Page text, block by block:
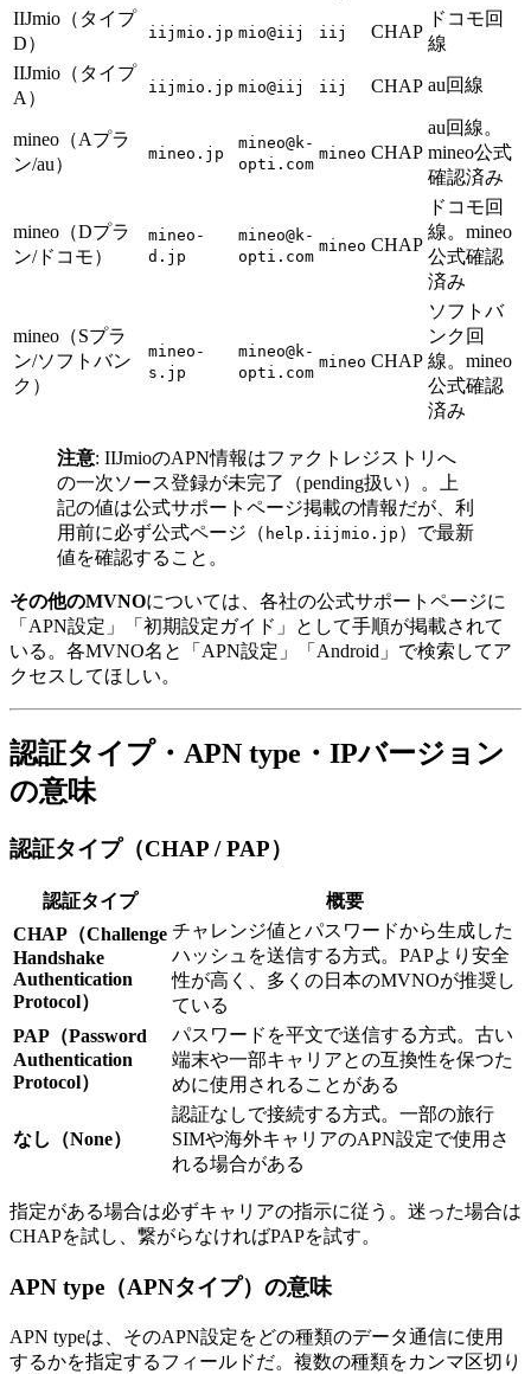
IIJmio（タイプ
D）
iijmio.jp mio@iij iij CHAP
ドコモ回
線
IIJmio（タイプ
A）
iijmio.jp mio@iij iij CHAP au回線
mineo（Aプラ
ン/au）
mineo.jp
mineo@k-
opti.com
mineo CHAP
au回線。
mineo公式
確認済み
mineo（Dプラ
ン/ドコモ）
mineo-
d.jp
mineo@k-
opti.com
mineo CHAP
ドコモ回
線。mineo
公式確認
済み
mineo（Sプラ
ン/ソフトバン
ク）
mineo-
s.jp
mineo@k-
opti.com
mineo CHAP
ソフトバ
ンク回
線。mineo
公式確認
済み
注意: IIJmioのAPN情報はファクトレジストリへ
の一次ソース登録が未完了（pending扱い）。上
記の値は公式サポートページ掲載の情報だが、利
用前に必ず公式ページ（ help.iijmio.jp ）で最新
値を確認すること。
その他のMVNOについては、各社の公式サポートページに
「APN設定」「初期設定ガイド」として手順が掲載されて
いる。各MVNO名と「APN設定」「Android」で検索してア
クセスしてほしい。
認証タイプ・APN type・IPバージョン
の意味
認証タイプ（CHAP / PAP）
認証タイプ
概要
CHAP（Challenge
Handshake
Authentication
Protocol）
チャレンジ値とパスワードから生成した
ハッシュを送信する方式。PAPより安全
性が高く、多くの日本のMVNOが推奨し
ている
PAP（Password
Authentication
Protocol）
パスワードを平文で送信する方式。古い
端末や一部キャリアとの互換性を保つた
めに使用されることがある
なし（None）
認証なしで接続する方式。一部の旅行
SIMや海外キャリアのAPN設定で使用さ
れる場合がある
指定がある場合は必ずキャリアの指示に従う。迷った場合は
CHAPを試し、繋がらなければPAPを試す。
APN type（APNタイプ）の意味
APN typeは、そのAPN設定をどの種類のデータ通信に使用
するかを指定するフィールドだ。複数の種類をカンマ区切り